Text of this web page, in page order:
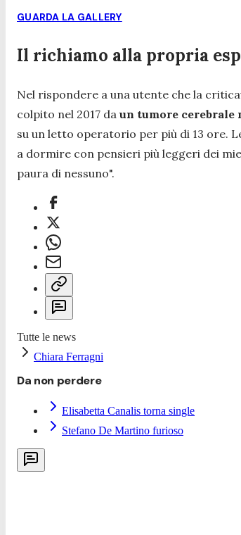
GUARDA LA GALLERY
Il richiamo alla propria
Nel rispondere a una utente che la
colpito nel 2017 da un tumore cerebrale
su un letto operatorio per più di 13 ore.
a dormire con pensieri più leggeri dei
paura di nessuno".
Tutte le news
Chiara Ferragni
Da non perdere
Elisabetta Canalis torna single
Stefano De Martino furioso